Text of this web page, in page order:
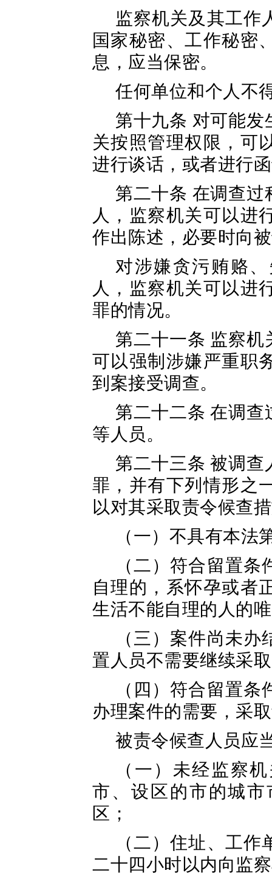
监察机关及其工作
国家秘密、工作秘密
息，应当保密。
任何单位和个人不
第十九条 对可能
关按照管理权限，可
进行谈话，或者进行
第二十条 在调查
人，监察机关可以进
作出陈述，必要时向
对涉嫌贪污贿赂
人，监察机关可以进
罪的情况。
第二十一条 监察
可以强制涉嫌严重职
到案接受调查。
第二十二条 在调
等人员。
第二十三条 被调
罪，并有下列情形之
以对其采取责令候查
（一）不具有本法
（二）符合留置
自理的，系怀孕或者
生活不能自理的人的
（三）案件尚未
置人员不需要继续采
（四）符合留置
办理案件的需要，采
被责令候查人员应
（一）未经监察
市、设区的市的城
区；
（二）住址、工
二十四小时以内向监